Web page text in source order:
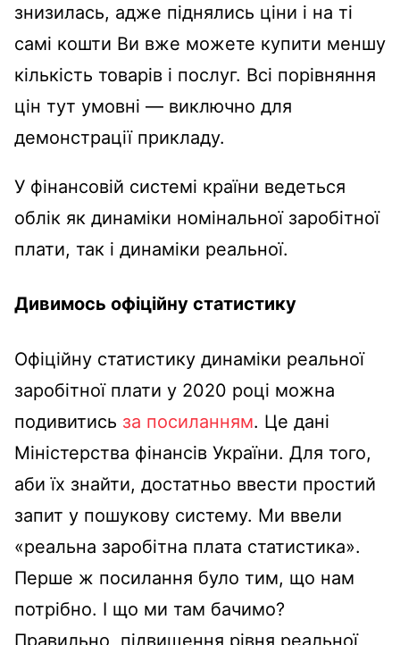
знизилась, адже піднялись ціни і на ті
самі кошти Ви вже можете купити меншу
кількість товарів і послуг. Всі порівняння
цін тут умовні — виключно для
демонстрації прикладу.
У фінансовій системі країни ведеться
облік як динаміки номінальної заробітної
плати, так і динаміки реальної.
Дивимось офіційну статистику
Офіційну статистику динаміки реальної
заробітної плати у 2020 році можна
подивитись за посиланням. Це дані
Міністерства фінансів України. Для того,
аби їх знайти, достатньо ввести простий
запит у пошукову систему. Ми ввели
«реальна заробітна плата статистика».
Перше ж посилання було тим, що нам
потрібно. І що ми там бачимо?
Правильно, підвищення рівня реальної